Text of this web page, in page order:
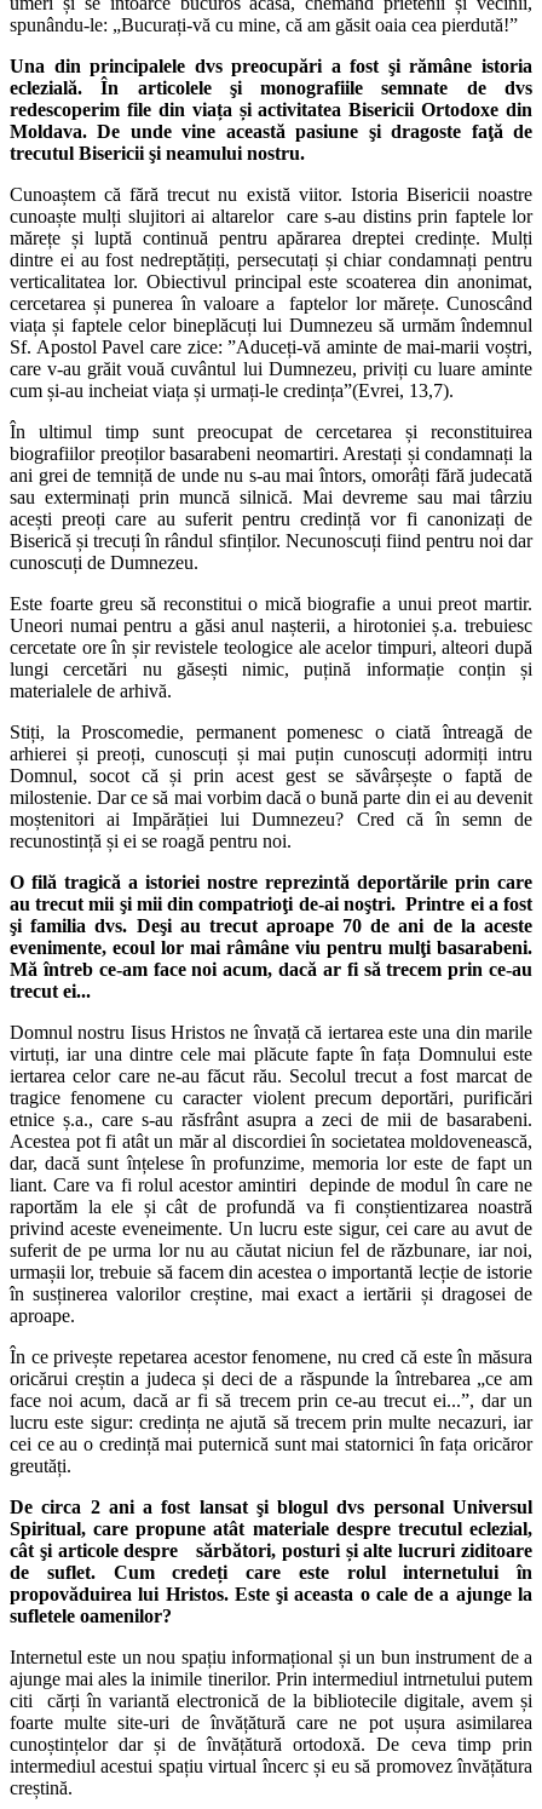
spunându-le: „Bucurați-vă cu mine, că am găsit oaia cea pierdută!”
Una din principalele dvs preocupări a fost şi rămâne istoria
eclezială. În articolele şi monografiile semnate de dvs
redescoperim file din viața și activitatea Bisericii Ortodoxe din
Moldava. De unde vine această pasiune şi dragoste faţă de
trecutul Bisericii şi neamului nostru.
Cunoaștem că fără trecut nu există viitor. Istoria Bisericii noastre
cunoaște mulți slujitori ai altarelor care s-au distins prin faptele lor
mărețe și luptă continuă pentru apărarea dreptei credințe. Mulți
dintre ei au fost nedreptățiți, persecutați și chiar condamnați pentru
verticalitatea lor. Obiectivul principal este scoaterea din anonimat,
cercetarea și punerea în valoare a faptelor lor mărețe. Cunoscând
viața și faptele celor bineplăcuți lui Dumnezeu să urmăm îndemnul
Sf. Apostol Pavel care zice: ”Aduceți-vă aminte de mai-marii voștri,
care v-au grăit vouă cuvântul lui Dumnezeu, priviți cu luare aminte
cum și-au incheiat viața și urmați-le credința”(Evrei, 13,7).
În ultimul timp sunt preocupat de cercetarea și reconstituirea
biografiilor preoților basarabeni neomartiri. Arestați și condamnați la
ani grei de temniță de unde nu s-au mai întors, omorâți fără judecată
sau exterminați prin muncă silnică. Mai devreme sau mai târziu
acești preoți care au suferit pentru credință vor fi canonizați de
Biserică și trecuți în rândul sfinților. Necunoscuți fiind pentru noi dar
cunoscuți de Dumnezeu.
Este foarte greu să reconstitui o mică biografie a unui preot martir.
Uneori numai pentru a găsi anul nașterii, a hirotoniei ș.a. trebuiesc
cercetate ore în șir revistele teologice ale acelor timpuri, alteori după
lungi cercetări nu găsești nimic, puțină informație conțin și
materialele de arhivă.
Stiți, la Proscomedie, permanent pomenesc o ciată întreagă de
arhierei și preoți, cunoscuți și mai puțin cunoscuți adormiți intru
Domnul, socot că și prin acest gest se săvârșește o faptă de
milostenie. Dar ce să mai vorbim dacă o bună parte din ei au devenit
moștenitori ai Impărăției lui Dumnezeu? Cred că în semn de
recunostință și ei se roagă pentru noi.
O filă tragică a istoriei nostre reprezintă deportările prin care
au trecut mii şi mii din compatrioţi de-ai noştri. Printre ei a fost
şi familia dvs. Deşi au trecut aproape 70 de ani de la aceste
evenimente, ecoul lor mai râmâne viu pentru mulţi basarabeni.
Mă întreb ce-am face noi acum, dacă ar fi să trecem prin ce-au
trecut ei...
Domnul nostru Iisus Hristos ne învață că iertarea este una din marile
virtuți, iar una dintre cele mai plăcute fapte în fața Domnului este
iertarea celor care ne-au făcut rău. Secolul trecut a fost marcat de
tragice fenomene cu caracter violent precum deportări, purificări
etnice ș.a., care s-au răsfrânt asupra a zeci de mii de basarabeni.
Acestea pot fi atât un măr al discordiei în societatea moldovenească,
dar, dacă sunt înțelese în profunzime, memoria lor este de fapt un
liant. Care va fi rolul acestor amintiri depinde de modul în care ne
raportăm la ele și cât de profundă va fi conștientizarea noastră
privind aceste eveneimente. Un lucru este sigur, cei care au avut de
suferit de pe urma lor nu au căutat niciun fel de răzbunare, iar noi,
urmașii lor, trebuie să facem din acestea o importantă lecție de istorie
în susținerea valorilor creștine, mai exact a iertării și dragosei de
aproape.
În ce privește repetarea acestor fenomene, nu cred că este în măsura
oricărui creștin a judeca și deci de a răspunde la întrebarea „ce am
face noi acum, dacă ar fi să trecem prin ce-au trecut ei...”, dar un
lucru este sigur: credința ne ajută să trecem prin multe necazuri, iar
cei ce au o credință mai puternică sunt mai statornici în fața oricăror
greutăți.
De circa 2 ani a fost lansat şi blogul dvs personal Universul
Spiritual, care propune atât materiale despre trecutul eclezial,
cât şi articole despre sărbători, posturi și alte lucruri ziditoare
de suflet. Cum credeți care este rolul internetului în
propovăduirea lui Hristos. Este şi aceasta o cale de a ajunge la
sufletele oamenilor?
Internetul este un nou spațiu informațional și un bun instrument de a
ajunge mai ales la inimile tinerilor. Prin intermediul intrnetului putem
citi cărți în variantă electronică de la bibliotecile digitale, avem și
foarte multe site-uri de învățătură care ne pot ușura asimilarea
cunoștințelor dar și de învățătură ortodoxă. De ceva timp prin
intermediul acestui spațiu virtual încerc și eu să promovez învățătura
creștină.